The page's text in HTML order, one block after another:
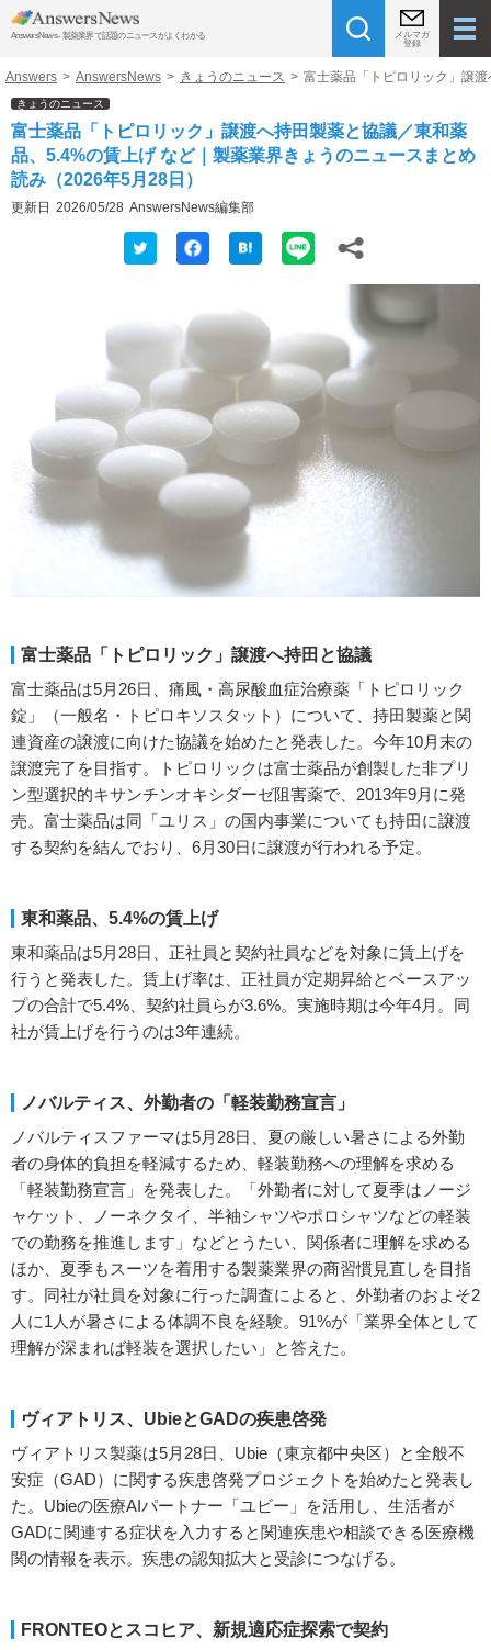
AnswersNews - 製薬業界で話題のニュースがよくわかる
メルマガ
登録
Answers > AnswersNews > きょうのニュース > 富士薬品「トピロリック」譲
きょうのニュース
富士薬品「トピロリック」譲渡へ持田製薬と協議／東和薬
品、5.4%の賃上げ など｜製薬業界きょうのニュースまとめ
読み（2026年5月28日）
更新日 2026/05/28 AnswersNews編集部
富士薬品「トピロリック」譲渡へ持田と協議
富士薬品は5月26日、痛風・高尿酸血症治療薬「トピロリック
錠」（一般名・トピロキソスタット）について、持田製薬と関
連資産の譲渡に向けた協議を始めたと発表した。今年10月末の
譲渡完了を目指す。トピロリックは富士薬品が創製した非プリ
ン型選択的キサンチンオキシダーゼ阻害薬で、2013年9月に発
売。富士薬品は同「ユリス」の国内事業についても持田に譲渡
する契約を結んでおり、6月30日に譲渡が行われる予定。
東和薬品、5.4%の賃上げ
東和薬品は5月28日、正社員と契約社員などを対象に賃上げを
行うと発表した。賃上げ率は、正社員が定期昇給とベースアッ
プの合計で5.4%、契約社員らが3.6%。実施時期は今年4月。同
社が賃上げを行うのは3年連続。
ノバルティス、外勤者の「軽装勤務宣言」
ノバルティスファーマは5月28日、夏の厳しい暑さによる外勤
者の身体的負担を軽減するため、軽装勤務への理解を求める
「軽装勤務宣言」を発表した。「外勤者に対して夏季はノージ
ャケット、ノーネクタイ、半袖シャツやポロシャツなどの軽装
での勤務を推進します」などとうたい、関係者に理解を求める
ほか、夏季もスーツを着用する製薬業界の商習慣見直しを目指
す。同社が社員を対象に行った調査によると、外勤者のおよそ2
人に1人が暑さによる体調不良を経験。91%が「業界全体として
理解が深まれば軽装を選択したい」と答えた。
ヴィアトリス、UbieとGADの疾患啓発
ヴィアトリス製薬は5月28日、Ubie（東京都中央区）と全般不
安症（GAD）に関する疾患啓発プロジェクトを始めたと発表し
た。Ubieの医療AIパートナー「ユビー」を活用し、生活者が
GADに関連する症状を入力すると関連疾患や相談できる医療機
関の情報を表示。疾患の認知拡大と受診につなげる。
FRONTEOとスコヒア、新規適応症探索で契約